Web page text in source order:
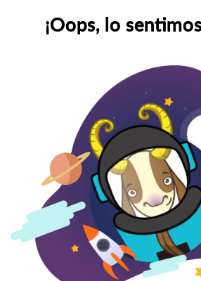
¡Oops, lo